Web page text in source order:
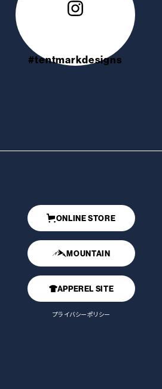
#tentmarkdesigns
ONLINE STORE
MOUNTAIN
APPEREL SITE
プライバシーポリシー